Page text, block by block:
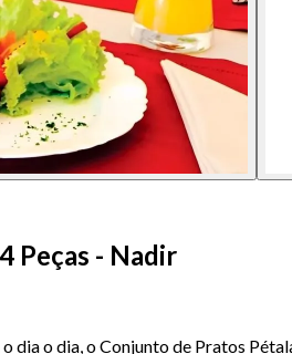
Peças - Nadir
dia o dia, o Conjunto de Pratos